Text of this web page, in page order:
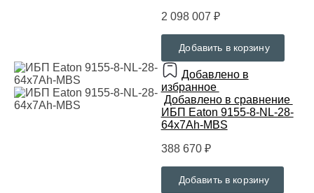
2 098 007 ₽
Добавить в корзину
Добавлено в
избранное
Добавлено в сравнение
ИБП Eaton 9155-8-NL-28-
64x7Ah-MBS
388 670 ₽
Добавить в корзину